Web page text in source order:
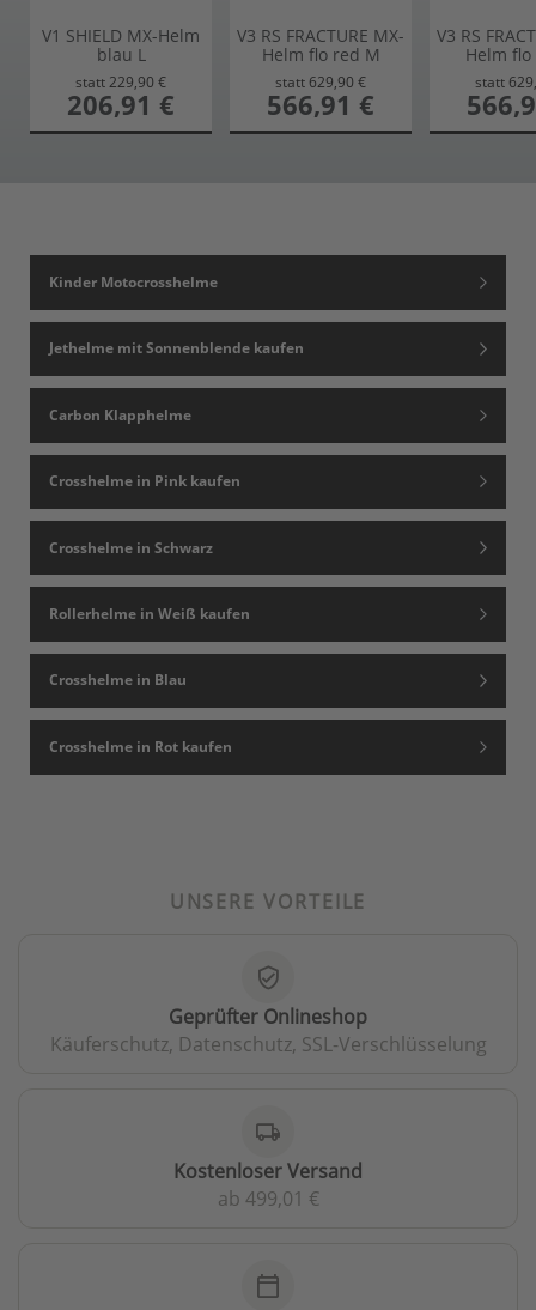
V1 SHIELD MX-Helm
blau L
statt229,90 €
sonderangebot
206,91 €
V3 RS FRACTURE MX-
Helm flo red M
statt 629,90 €
sonderangebot
566,91 €
V3 RS
Helm flo
statt
Kinder Motocrosshelme
Jethelme mit Sonnenblende kaufen
Carbon Klapphelme
Crosshelme in Pink kaufen
Crosshelme in Schwarz
Rollerhelme in Weiß kaufen
Crosshelme in Blau
Crosshelme in Rot kaufen
UNSERE VORTEILE
verified_user
Geprüfter Onlineshop
Käuferschutz, Datenschutz, SSL-Verschlüsselung
local_shipping
Kostenloser Versand
ab 499,01 €
calendar_today